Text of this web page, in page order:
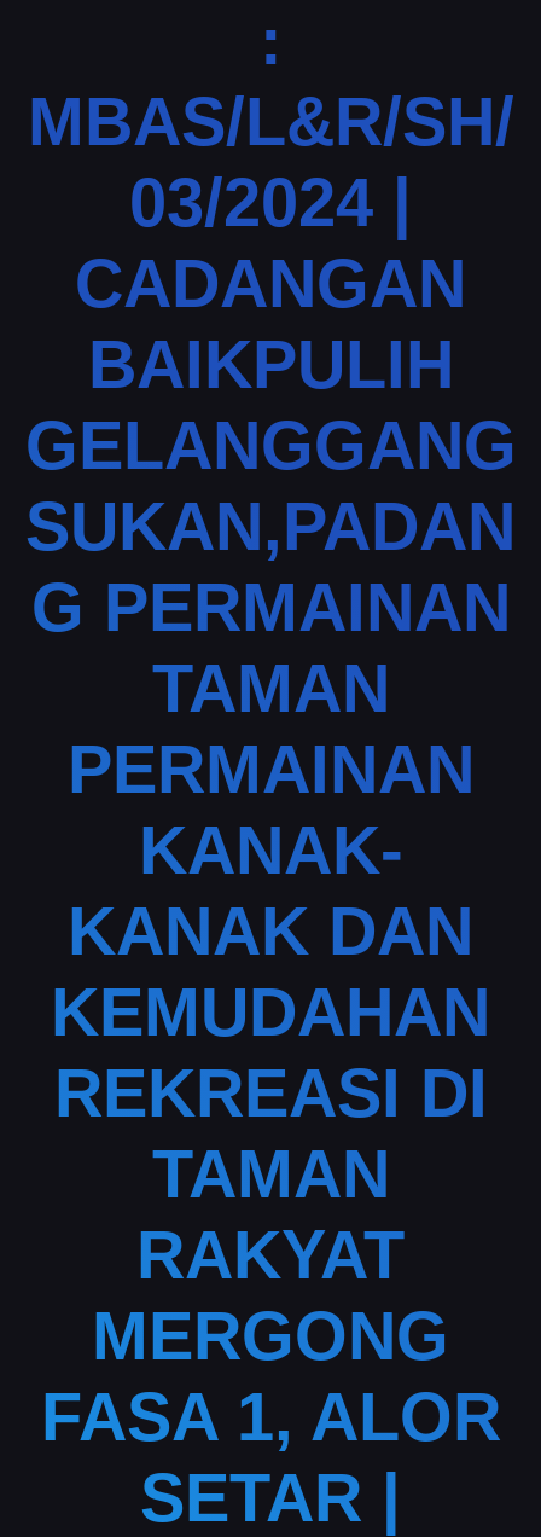
:
MBAS/L&R/SH/
03/2024 |
CADANGAN
BAIKPULIH
GELANGGANG
SUKAN,PADAN
G PERMAINAN
TAMAN
PERMAINAN
KANAK-
KANAK DAN
KEMUDAHAN
REKREASI DI
TAMAN
RAKYAT
MERGONG
FASA 1, ALOR
SETAR |